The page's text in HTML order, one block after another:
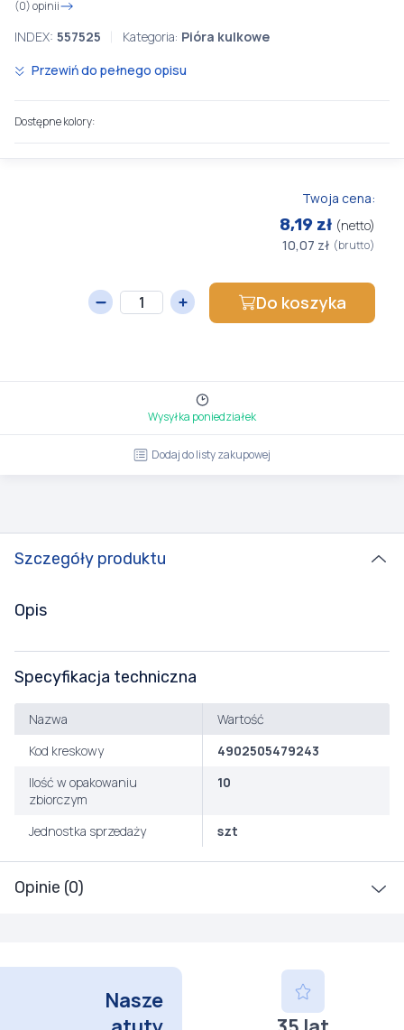
(0) opinii
INDEX: 557525 Kategoria: Pióra kulkowe
Przewiń do pełnego opisu
Dostępne kolory:
Twoja cena:
8,19 zł (netto)
10,07 zł (brutto)
Do koszyka
Wysyłka poniedziałek
Dodaj do listy zakupowej
Szczegóły produktu
Opinie (0)
Opis
Specyfikacja techniczna
Nazwa
Wartość
Kod kreskowy
4902505479243
Ilość w opakowaniu
zbiorczym
10
Jednostka sprzedaży szt
Nasze